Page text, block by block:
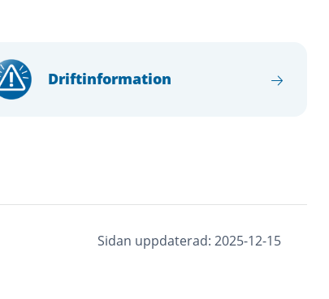
Driftinformation
Sidan uppdaterad: 2025-12-15